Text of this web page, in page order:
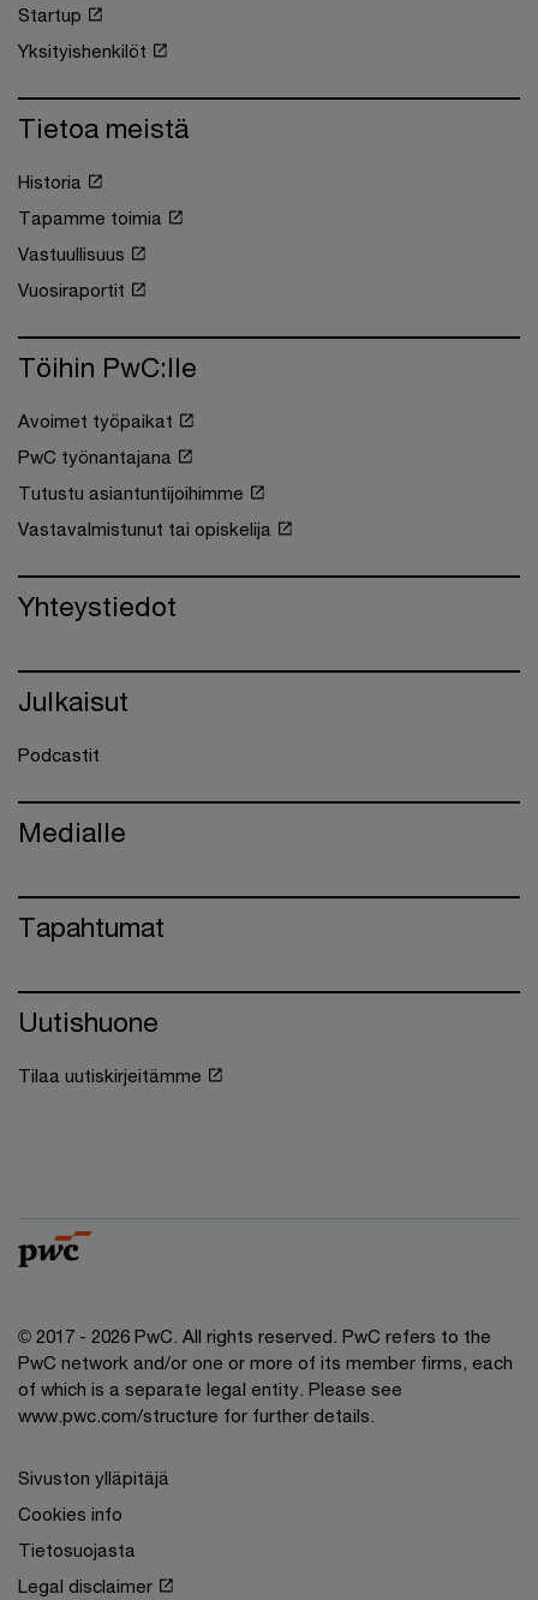
Startup
Yksityishenkilöt
Tietoa meistä
Historia
Tapamme toimia
Vastuullisuus
Vuosiraportit
Töihin PwC:lle
Avoimet työpaikat
PwC työnantajana
Tutustu asiantuntijoihimme
Vastavalmistunut tai opiskelija
Yhteystiedot
Julkaisut
Podcastit
Medialle
Tapahtumat
Uutishuone
Tilaa uutiskirjeitämme
© 2017 - 2026 PwC. All rights reserved. PwC refers to the
PwC network and/or one or more of its member firms, each
of which is a separate legal entity. Please see
www.pwc.com/structure for further details.
Sivuston ylläpitäjä
Cookies info
Tietosuojasta
Legal disclaimer